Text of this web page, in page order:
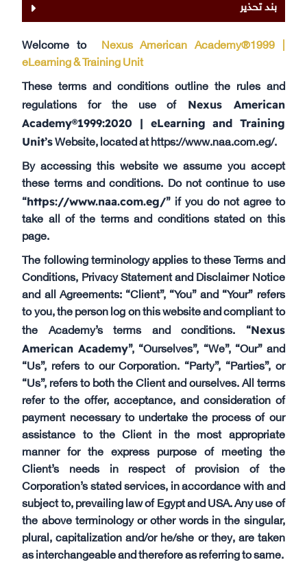
بند تحذير
Welcome to
Nexus American Academy®1999 |
eLearning & Training Unit
These terms and conditions outline the rules and
regulations for the use ofNexus American
Academy®1999:2020 | eLearning and Training
Unit’sWebsite, located at https://www.naa.com.eg/.
By accessing this website we assume you accept
these terms and conditions. Do not continue to use
“https://www.naa.com.eg/” if you do not agree to
take all of the terms and conditions stated on this
page.
The following terminology applies to these Terms and
Conditions, Privacy Statement and Disclaimer Notice
and all Agreements: “Client”, “You” and “Your” refers
to you, the person log on this website and compliant to
the Academy’s terms and conditions. “Nexus
American Academy”, “Ourselves”, “We”, “Our” and
“Us”, refers to our Corporation. “Party”, “Parties”, or
“Us”, refers to both the Client and ourselves. All terms
refer to the offer, acceptance, and consideration of
payment necessary to undertake the process of our
assistance to the Client in the most appropriate
manner for the express purpose of meeting the
Client’s needs in respect of provision of the
Corporation’s stated services, in accordance with and
subject to, prevailing law of Egypt and USA. Any use of
the above terminology or other words in the singular,
plural, capitalization and/or he/she or they, are taken
as interchangeable and therefore as referring to same.